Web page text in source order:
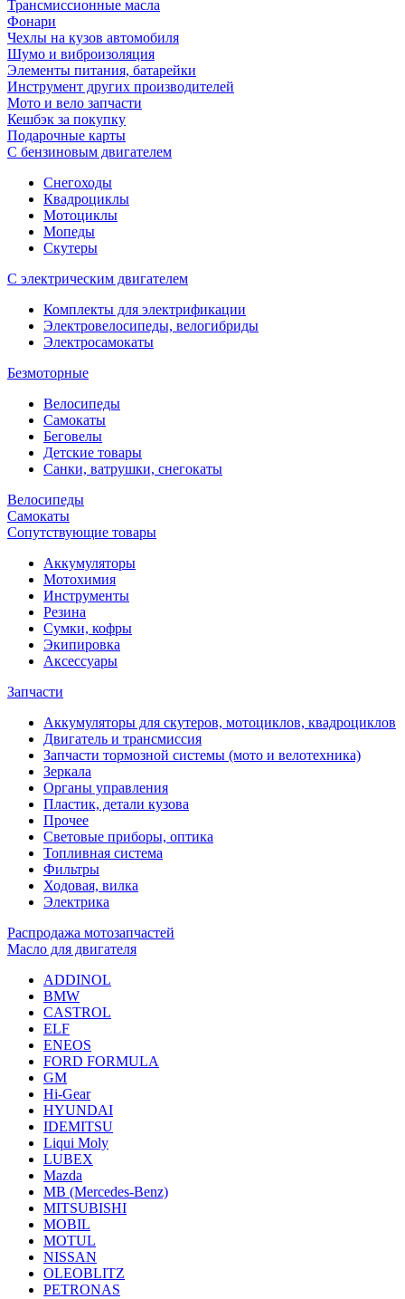
Трансмиссионные масла
Фонари
Чехлы на кузов автомобиля
Шумо и виброизоляция
Элементы питания, батарейки
Инструмент других производителей
Мото и вело запчасти
Кешбэк за покупку
Подарочные карты
С бензиновым двигателем
Снегоходы
Квадроциклы
Мотоциклы
Мопеды
Скутеры
С электрическим двигателем
Комплекты для электрификации
Электровелосипеды, велогибриды
Электросамокаты
Безмоторные
Велосипеды
Самокаты
Беговелы
Детские товары
Санки, ватрушки, снегокаты
Велосипеды
Самокаты
Сопутствующие товары
Аккумуляторы
Мотохимия
Инструменты
Резина
Сумки, кофры
Экипировка
Аксессуары
Запчасти
Аккумуляторы для скутеров, мотоциклов, квадроциклов
Двигатель и трансмиссия
Запчасти тормозной системы (мото и велотехника)
Зеркала
Органы управления
Пластик, детали кузова
Прочее
Световые приборы, оптика
Топливная система
Фильтры
Ходовая, вилка
Электрика
Распродажа мотозапчастей
Масло для двигателя
ADDINOL
BMW
CASTROL
ELF
ENEOS
FORD FORMULA
GM
Hi-Gear
HYUNDAI
IDEMITSU
Liqui Moly
LUBEX
Mazda
MB (Mercedes-Вenz)
MITSUBISHI
MOBIL
MOTUL
NISSAN
OLEOBLITZ
PETRONAS